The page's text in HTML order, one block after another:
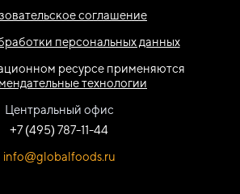
соглашение
персональных данных
ресурсе применяются
технологии
Центральный офис
+7 (495) 787-11-44
info@globalfoods.ru